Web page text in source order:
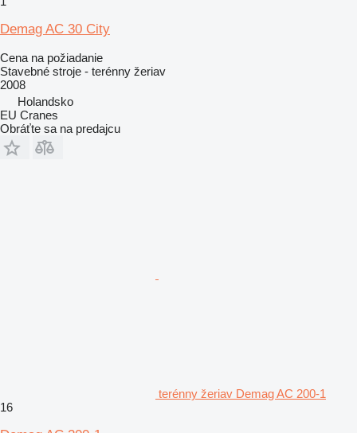
Demag AC 30 City
Cena na požiadanie
Stavebné stroje - terénny žeriav
2008
Holandsko
EU Cranes
Obráťte sa na predajcu
terénny žeriav Demag AC 200-1
16